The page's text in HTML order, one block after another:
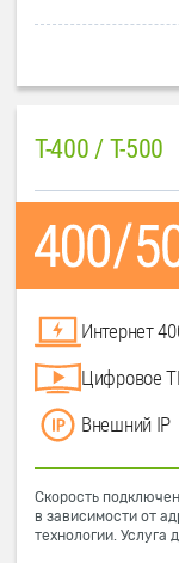
T-400 / T-500
Интернет
Цифровое
Внешний IP
Скорость
в зависимости от
технологии. Услуга